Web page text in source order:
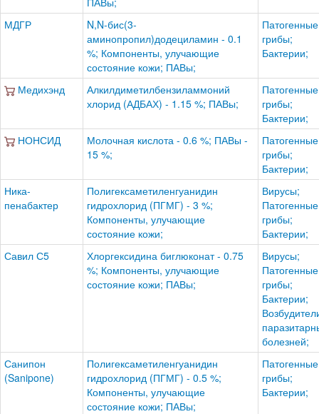
МДГР
N,N-бис(3-
аминопропил)додециламин - 0.1
%; Компоненты, улучающие
состояние кожи; ПАВы;
Патогенные
грибы;
Бактерии;
Медихэнд
Алкилдиметилбензиламмоний
хлорид (АДБАХ) - 1.15 %; ПАВы;
Патогенные
грибы;
Бактерии;
НОНСИД
Молочная кислота - 0.6 %; ПАВы -
15 %;
Патогенные
грибы;
Бактерии;
Ника-
пенабактер
Полигексаметиленгуанидин
гидрохлорид (ПГМГ) - 3 %;
Компоненты, улучающие
состояние кожи;
Вирусы;
Патогенные
грибы;
Бактерии;
Савил С5
Хлоргексидина биглюконат - 0.75
%; Компоненты, улучающие
состояние кожи; ПАВы;
Вирусы;
Патогенные
грибы;
Бактерии;
болезней;
Санипон
(Sanipone)
Полигексаметиленгуанидин
гидрохлорид (ПГМГ) - 0.5 %;
Компоненты, улучающие
состояние кожи; ПАВы;
Патогенные
грибы;
Бактерии;